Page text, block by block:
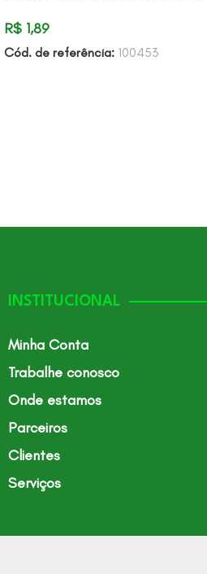
R$ 1,89
Cód. de referência: 100453
INSTITUCIONAL
Minha Conta
Trabalhe conosco
Onde estamos
Parceiros
Clientes
Serviços